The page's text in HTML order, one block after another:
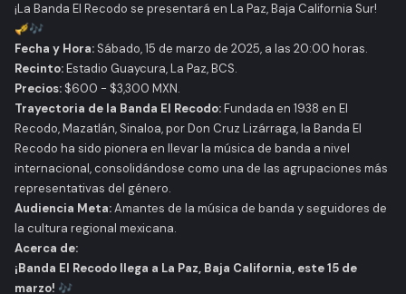
¡La Banda El Recodo se presentará en La Paz, Baja California Sur!
🎺🎶
Fecha y Hora: Sábado, 15 de marzo de 2025, a las 20:00 horas.
Recinto:Estadio Guaycura, La Paz, BCS.
Precios: $600 - $3,300 MXN.
Trayectoria de la Banda El Recodo:Fundada en 1938 en El
Recodo, Mazatlán, Sinaloa, por Don Cruz Lizárraga, la Banda El
Recodo ha sido pionera en llevar la música de banda a nivel
internacional, consolidándose como una de las agrupaciones más
representativas del género.
Audiencia Meta:Amantes de la música de banda y seguidores de
la cultura regional mexicana.
Acerca de:
¡Banda El Recodo llega a La Paz, Baja California, este 15 de
marzo! 🎶